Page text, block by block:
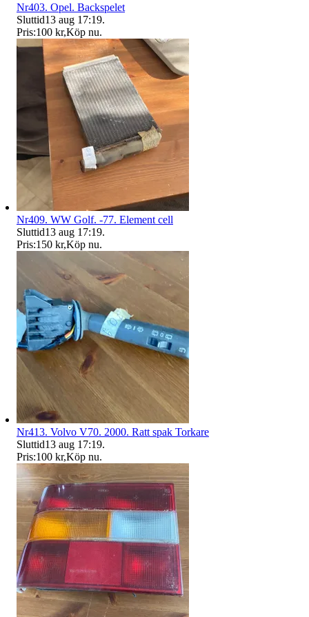
Nr403. Opel. Backspelet
Sluttid13 aug 17:19.
Pris:100 kr,Köp nu.
Nr409. WW Golf. -77. Element cell
Sluttid13 aug 17:19.
Pris:150 kr,Köp nu.
Nr413. Volvo V70. 2000. Ratt spak Torkare
Sluttid13 aug 17:19.
Pris:100 kr,Köp nu.